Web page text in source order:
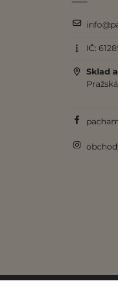
IČ:
Sklad